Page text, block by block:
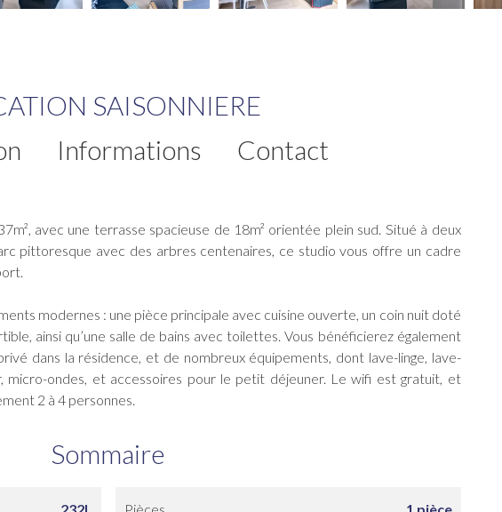
SAISONNIERE
Informations Contact
avec une terrasse spacieuse de 18m² orientée plein sud. Situé à deux
pittoresque avec des arbres centenaires, ce studio vous offre un cadre
modernes : une pièce principale avec cuisine ouverte, un coin nuit doté
ainsi qu’une salle de bains avec toilettes. Vous bénéficierez également
dans la résidence, et de nombreux équipements, dont lave-linge, lave-
micro-ondes, et accessoires pour le petit déjeuner. Le wifi est gratuit, et
2 à 4 personnes.
Sommaire